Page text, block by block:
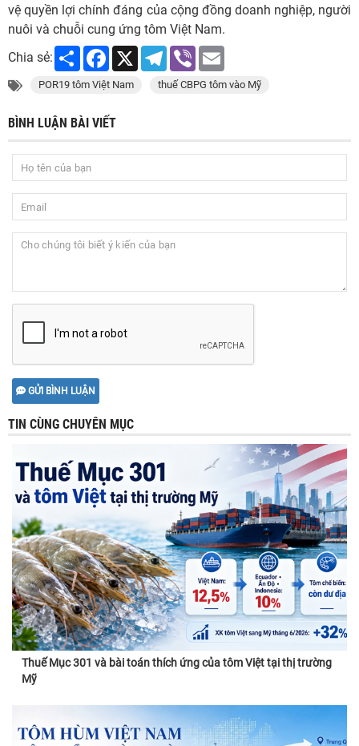
vệ quyền lợi chính đáng của cộng đồng doanh nghiệp, người
nuôi và chuỗi cung ứng tôm Việt Nam.
Chia sẻ:
Share Facebook
X Telegram
Viber
POR19 tôm Việt Nam thuế CBPG tôm vào Mỹ
BÌNH LUẬN BÀI VIẾT
GỬI BÌNH LUẬN
TIN CÙNG CHUYÊN MỤC
Thuế Mục 301 và bài toán thích ứng của tôm Việt tại thị trường
Mỹ